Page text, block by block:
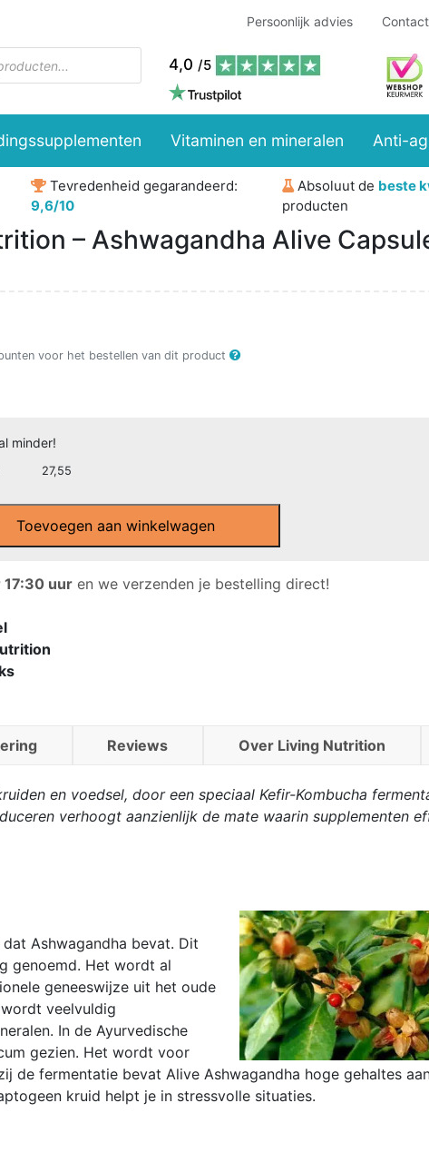
Persoonlijk advies Contact
4,0 /5
Vitaminen en mineralen Anti-
Tevredenheid gegarandeerd:
9,6/10
Absoluut de beste
producten
– Ashwagandha Alive
voor het bestellen van dit product
minder!
27,55
Toevoegen aan winkelwagen
17:30 uuren we verzenden je bestelling direct!
Reviews Over Living Nutrition
en voedsel, door een speciaal Kefir-Kombucha
verhoogt aanzienlijk de mate waarin supplementen
Ashwagandha bevat. Dit
genoemd. Het wordt al
geneeswijze uit het oude
veelvuldig
In de Ayurvedische
gezien. Het wordt voor
de fermentatie bevat Alive Ashwagandha hoge gehaltes
kruid helpt je in stressvolle situaties.